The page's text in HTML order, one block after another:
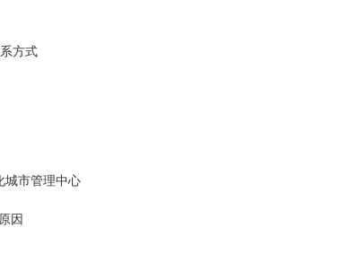
方式
城市管理中心
因